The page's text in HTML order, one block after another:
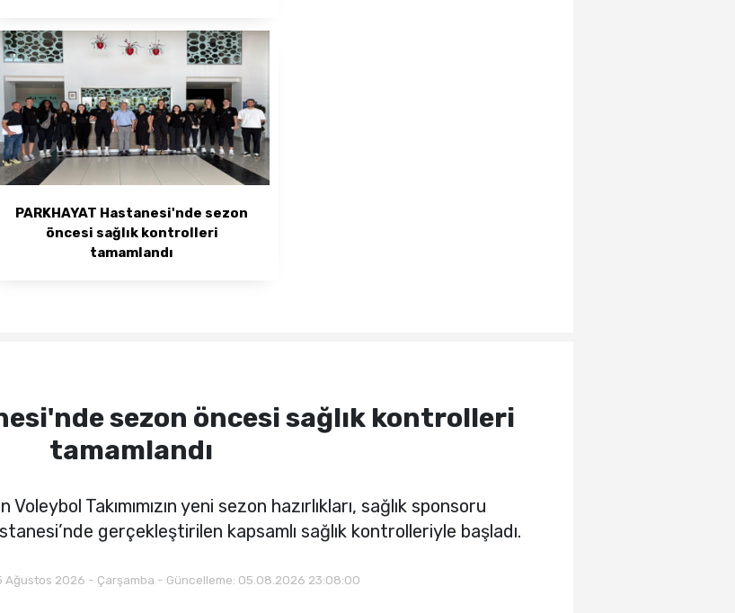
PARKHAYAT Hastanesi'nde sezon
öncesi sağlık kontrolleri
tamamlandı
sezon öncesi sağlık kontrolleri
tamamlandı
Takımımızın yeni sezon hazırlıkları, sağlık sponsoru
gerçekleştirilen kapsamlı sağlık kontrolleriyle başladı.
Ağustos 2026 - Çarşamba - Güncelleme: 05.08.2026 23:08:00